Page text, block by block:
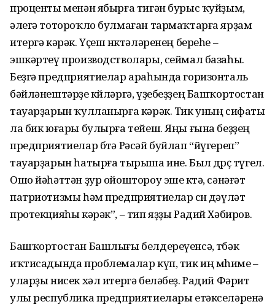
проценты менән ябырға тигән бурыс ҡуйҙым,
әлегә тотороҡло булмаған тармаҡтарға ярҙам
итергә кәрәк. Үҫеш нөктәләренең береһе –
эшкәртеү производстволары, сеймал базаһы.
Беҙгә предприятиелар араһында горизонталь
бәйләнештәрҙе көйләргә, үҙебеҙҙең Башҡортостан
тауарҙарын ҡулланырға кәрәк. Тик уның сифаты
ла бик юғары булырға тейеш. Яңы ғына беҙҙең
предприятиелар бөтә Рәсәй буйлап “йүгереп”
тауарҙарын һатырға тырыша ине. Был дөрөҫ түгел.
Ошо йәһәттән ҙур ойоштороу эше көтә, сәнәғәт
патриотизмы һәм предприятиелар өсөн дәүләт
протекцияһы кәрәк”, – тип яҙҙы Радий Хәбиров.
Башҡортостан Башлығы белдереүенсә, төбәк
иҡтисадында проблемалар күп, тик иң мөһиме –
уларҙы нисек хәл итергә беләбеҙ. Радий Фәрит
улы республика предприятиелары етәкселәренә